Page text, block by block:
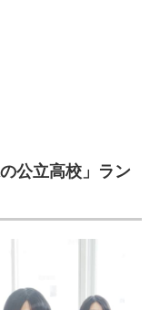
公立高校」ラン